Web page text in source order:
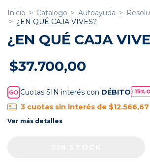
Inicio > Catalogo > Autoayuda >
> ¿EN QUÉ CAJA VIVES?
¿EN QUÉ CAJA
$37.700,00
Cuotas SIN interés con DÉBITO
3 cuotas sin interés de $12.566,67
Ver más detalles